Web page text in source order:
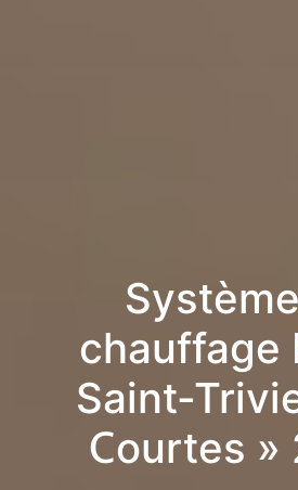
chauffage
Saint-
Courtes »